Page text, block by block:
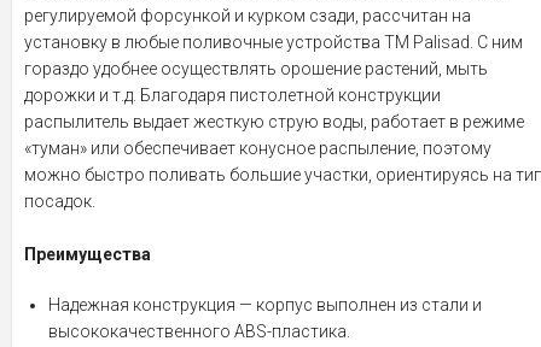
регулируемой форсункой и курком сзади, рассчитан на
установку в любые поливочные устройства ТМ Palisad. С ним
гораздо удобнее осуществлять орошение растений, мыть
дорожки и т.д. Благодаря пистолетной конструкции
распылитель выдает жесткую струю воды, работает в режиме
«туман» или обеспечивает конусное распыление, поэтому
можно быстро поливать большие участки, ориентируясь на
посадок.
Преимущества
Надежная конструкция — корпус выполнен из стали и
высококачественного ABS-пластика.